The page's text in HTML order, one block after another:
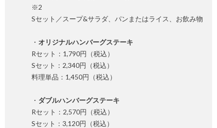
※2
Sセット／スープ&サラダ、パンまたはライス、お飲み物
・ オリジナルハンバーグステーキ
Rセット：1,790円（税込）
Sセット：2,340円（税込）
料理単品：1,450円（税込）
・ ダブルハンバーグステーキ
Rセット：2,570円（税込）
Sセット：3,120円（税込）